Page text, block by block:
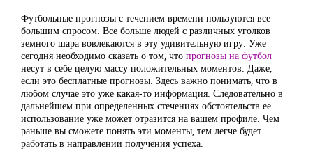
Футбольные прогнозы с течением времени пользуются все
большим спросом. Все больше людей с различных уголков
земного шара вовлекаются в эту удивительную игру. Уже
сегодня необходимо сказать о том, что прогнозы на футбол
несут в себе целую массу положительных моментов. Даже,
если это бесплатные прогнозы. Здесь важно понимать, что в
любом случае это уже какая-то информация. Следовательно в
дальнейшем при определенных стечениях обстоятельств ее
использование уже может отразится на вашем профиле. Чем
раньше вы сможете понять эти моменты, тем легче будет
работать в направлении получения успеха.